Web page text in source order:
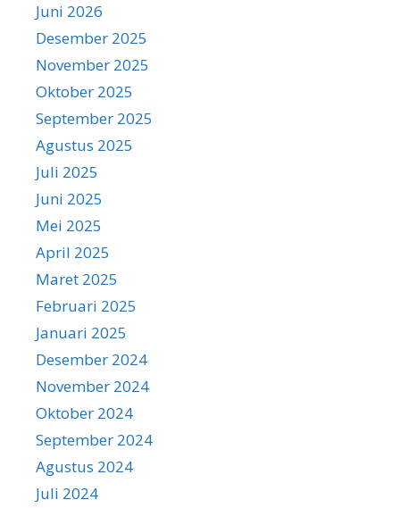
Juni 2026
Desember 2025
November 2025
Oktober 2025
September 2025
Agustus 2025
Juli 2025
Juni 2025
Mei 2025
April 2025
Maret 2025
Februari 2025
Januari 2025
Desember 2024
November 2024
Oktober 2024
September 2024
Agustus 2024
Juli 2024